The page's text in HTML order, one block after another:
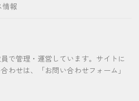
情報
で管理・運営しています。サイトに
わせは、「お問い合わせフォーム」